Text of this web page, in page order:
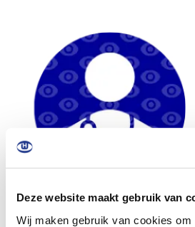
Deze website maakt gebruik van
Wij maken gebruik van cookies om
Kwaliteit